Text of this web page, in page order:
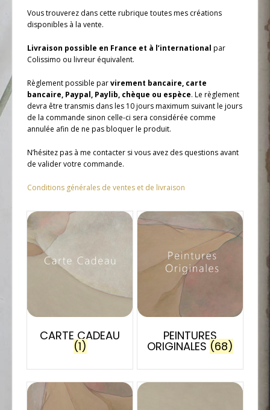
Vous trouverez dans cette rubrique toutes mes créations
disponibles à la vente.
Livraison possible en France et à l’international par
Colissimo ou livreur équivalent.
Règlement possible parvirement bancaire, carte
bancaire, Paypal, Paylib, chèque ou espèce. Le règlement
devra être transmis dans les 10 jours maximum suivant le jours
de la commande sinon celle-ci sera considérée comme
annulée afin de ne pas bloquer le produit.
N’hésitez pas à me contacter si vous avez des questions avant
de valider votre commande.
Conditions générales de ventes et de livraison
CARTE CADEAU
(1)
PEINTURES
ORIGINALES (68)